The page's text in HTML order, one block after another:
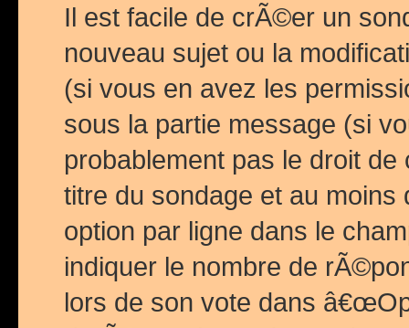
Il est facile de crÃ©er un
nouveau sujet ou la
(si vous en avez les
sous la partie message (si
probablement pas le droit
titre du sondage et au
option par ligne dans le
indiquer le nombre de
lors de son vote dans